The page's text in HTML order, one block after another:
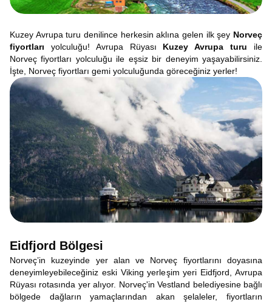
Kuzey Avrupa turu denilince herkesin aklına gelen ilk şey Norveç
fiyortları yolculuğu! Avrupa Rüyası Kuzey Avrupa turu ile
Norveç fiyortları yolculuğu ile eşsiz bir deneyim yaşayabilirsiniz.
İşte, Norveç fiyortları gemi yolculuğunda göreceğiniz yerler!
Eidfjord Bölgesi
Norveç’in kuzeyinde yer alan ve Norveç fiyortlarını doyasına
deneyimleyebileceğiniz eski Viking yerleşim yeri Eidfjord, Avrupa
Rüyası rotasında yer alıyor. Norveç'in Vestland belediyesine bağlı
bölgede dağların yamaçlarından akan şelaleler, fiyortların